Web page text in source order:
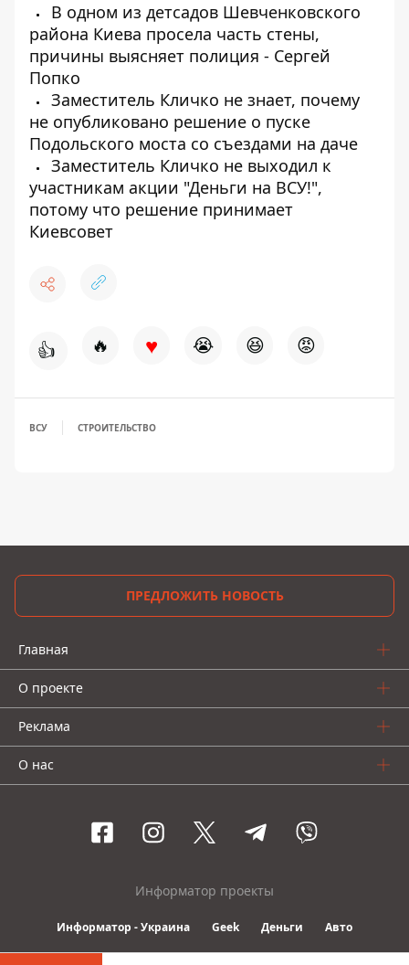
В одном из детсадов Шевченковского
района Киева просела часть стены,
причины выясняет полиция - Сергей
Попко
Заместитель Кличко не знает, почему
не опубликовано решение о пуске
Подольского моста со съездами на даче
Заместитель Кличко не выходил к
участникам акции "Деньги на ВСУ!",
потому что решение принимает
Киевсовет
👍 🔥 ♥ 😭 😆 😡
ВСУ СТРОИТЕЛЬСТВО
ПРЕДЛОЖИТЬ НОВОСТЬ
Главная
О проекте
Реклама
О нас
Информатор проекты
Информатор - Украина Geek Деньги Авто